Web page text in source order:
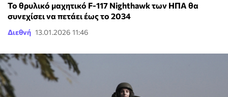
Το θρυλικό μαχητικό F-117 Nighthawk των ΗΠΑ θα
συνεχίσει να πετάει έως το 2034
Διεθνή 13.01.2026 11:46